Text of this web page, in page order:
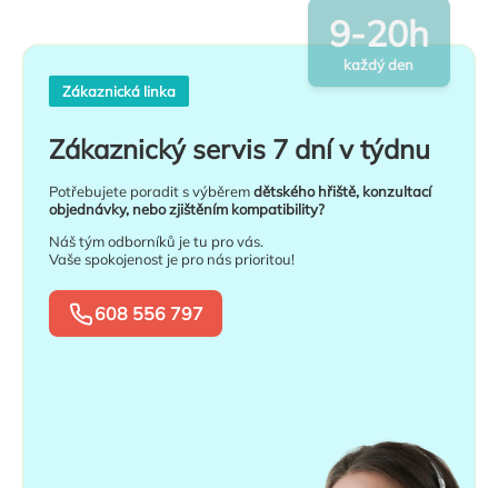
Zákaznická linka
Zákaznický servis 7 dní v týdnu
Potřebujete poradit s výběremdětského hřiště, konzultací
objednávky, nebo zjištěním kompatibility?
Náš tým odborníků je tu pro vás.
Vaše spokojenost je pro nás prioritou!
608 556 797
9-20h
každý den